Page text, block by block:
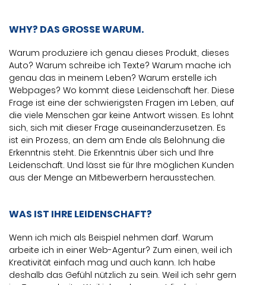
WHY? DAS GROSSE WARUM.
Warum produziere ich genau dieses Produkt, dieses
Auto? Warum schreibe ich Texte? Warum mache ich
genau das in meinem Leben? Warum erstelle ich
Webpages? Wo kommt diese Leidenschaft her. Diese
Frage ist eine der schwierigsten Fragen im Leben, auf
die viele Menschen gar keine Antwort wissen. Es lohnt
sich, sich mit dieser Frage auseinanderzusetzen. Es
ist ein Prozess, an dem am Ende als Belohnung die
Erkenntnis steht. Die Erkenntnis über sich und Ihre
Leidenschaft. Und lässt sie für Ihre möglichen Kunden
aus der Menge an Mitbewerbern herausstechen.
WAS IST IHRE LEIDENSCHAFT?
Wenn ich mich als Beispiel nehmen darf. Warum
arbeite ich in einer Web-Agentur? Zum einen, weil ich
Kreativität einfach mag und auch kann. Ich habe
deshalb das Gefühl nützlich zu sein. Weil ich sehr gern